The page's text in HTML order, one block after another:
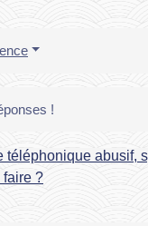
!
téléphonique abusif,
faire ?